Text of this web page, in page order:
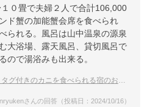
０畳で夫婦２人で合計106,000
ド蟹の加能蟹会席を食べられ
られる。風呂は山中温泉の源泉
大浴場、露天風呂、貸切風呂で
ので湯浴みも出来る。
付きのカニを食べられる宿のおすすめは？
さんの回答（投稿日：2024/10/16）